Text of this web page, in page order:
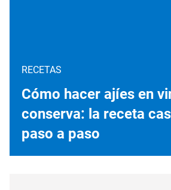
RECETAS
Cómo hacer ajíes en
conserva: la receta
paso a paso